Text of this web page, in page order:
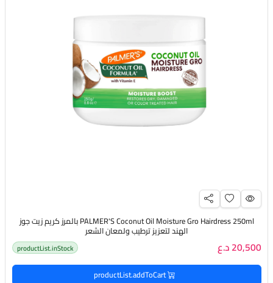
PALMER'S Coconut Oil Moisture Gro Hairdress 250ml بالمرز كريم زيت جوز
الهند لتعزيز ترطيب ولمعان الشعر
20,500 د.ع productList.inStock
productList.addToCart